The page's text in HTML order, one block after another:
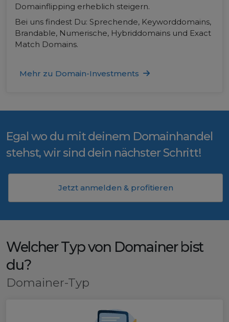
Domainflipping erheblich steigern.
Bei uns findest Du: Sprechende, Keyworddomains,
Brandable, Numerische, Hybriddomains und Exact
Match Domains.
Mehr zu Domain-Investments
Egal wo du mit deinem Domainhandel
stehst, wir sind dein nächster Schritt!
Jetzt anmelden & profitieren
Welcher Typ von Domainer bist
du?
Domainer-Typ